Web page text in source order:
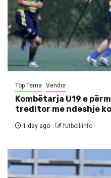
Top Tema Vendor
Kombëtarja U19 e
treditor me ndeshje
1 day ago futbolliinfo